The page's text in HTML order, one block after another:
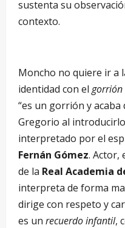
sustenta su
contexto.
Moncho no quiere ir a
identidad con el gorrión
“es un gorrión y acaba
Gregorio al
interpretado por el
Fernán Gómez. Actor,
de la Real Academia
interpreta de forma
dirige con respeto y
es un recuerdo infantil,